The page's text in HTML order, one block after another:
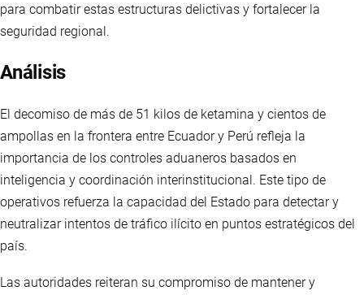
para combatir estas estructuras delictivas y fortalecer la
seguridad regional.
Análisis
El decomiso de más de 51 kilos de ketamina y cientos de
ampollas en la frontera entre Ecuador y Perú refleja la
importancia de los controles aduaneros basados en
inteligencia y coordinación interinstitucional. Este tipo de
operativos refuerza la capacidad del Estado para detectar y
neutralizar intentos de tráfico ilícito en puntos estratégicos del
país.
Las autoridades reiteran su compromiso de mantener y